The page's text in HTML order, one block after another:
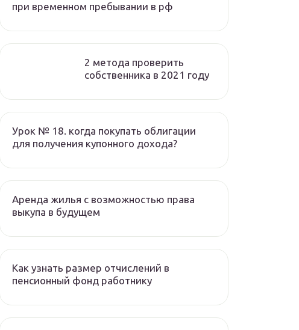
при временном пребывании в рф
2 метода проверить
собственника в 2021 году
Урок № 18. когда покупать облигации
для получения купонного дохода?
Аренда жилья с возможностью права
выкупа в будущем
Как узнать размер отчислений в
пенсионный фонд работнику